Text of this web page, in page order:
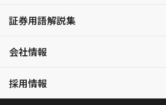
証券用語解説集
会社情報
採用情報